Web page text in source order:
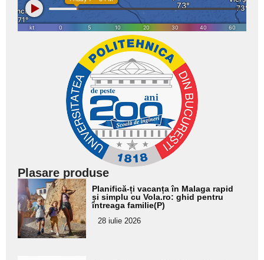
Plasare produse
Adaugă
aici textul
pentru
subtitlu
Planifică-ți vacanța în Malaga rapid
și simplu cu Vola.ro: ghid pentru
întreaga familie(P)
28 iulie 2026